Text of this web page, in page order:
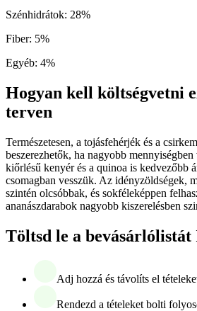
Szénhidrátok: 28%
Fiber: 5%
Egyéb: 4%
Hogyan kell költségvetni
terven
Természetesen, a tojásfehérjék és a
beszerezhetők, ha nagyobb
kiőrlésű kenyér és a quinoa is kedvezőbb
csomagban vesszük. Az idényzöldségek,
szintén olcsóbbak, és sokféleképpen
ananászdarabok nagyobb kiszerelésben
Töltsd le a
Adj hozzá és távolíts el
Rendezd a tételeket bolti